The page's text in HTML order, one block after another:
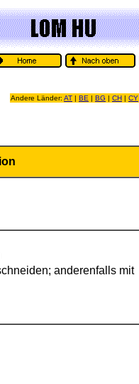
Andere Länder: AT | BE | BG | CH | CY
anderenfalls mit